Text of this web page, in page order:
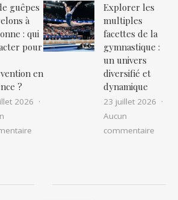
guêpes
à
: qui
pour
en
?
2026
sur Nid de guêpes ou frelons à
Explorer les
multiples
facettes de la
gymnastique :
un univers
diversifié et
dynamique
23 juillet 2026
Aucun
commentaire